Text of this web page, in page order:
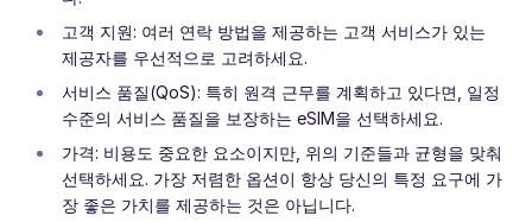
고객 지원: 여러 연락 방법을 제공하는 고객 서비스가 있는
제공자를 우선적으로 고려하세요.
서비스 품질(QoS): 특히 원격 근무를 계획하고 있다면, 일정
수준의 서비스 품질을 보장하는 eSIM을 선택하세요.
가격: 비용도 중요한 요소이지만, 위의 기준들과 균형을 맞춰
선택하세요. 가장 저렴한 옵션이 항상 당신의 특정 요구에 가
장 좋은 가치를 제공하는 것은 아닙니다.